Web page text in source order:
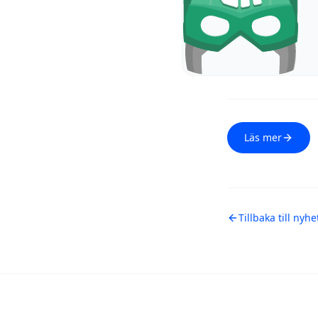
Läs mer
Tillbaka till